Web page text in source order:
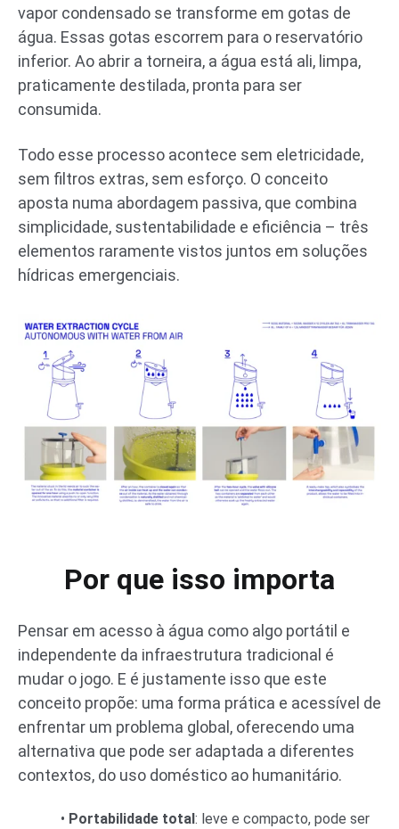
vapor condensado se transforme em gotas de
água. Essas gotas escorrem para o reservatório
inferior. Ao abrir a torneira, a água está ali, limpa,
praticamente destilada, pronta para ser
consumida.
Todo esse processo acontece sem eletricidade,
sem filtros extras, sem esforço. O conceito
aposta numa abordagem passiva, que combina
simplicidade, sustentabilidade e eficiência – três
elementos raramente vistos juntos em soluções
hídricas emergenciais.
Por que isso importa
Pensar em acesso à água como algo portátil e
independente da infraestrutura tradicional é
mudar o jogo. E é justamente isso que este
conceito propõe: uma forma prática e acessível de
enfrentar um problema global, oferecendo uma
alternativa que pode ser adaptada a diferentes
contextos, do uso doméstico ao humanitário.
• Portabilidade total : leve e compacto, pode ser